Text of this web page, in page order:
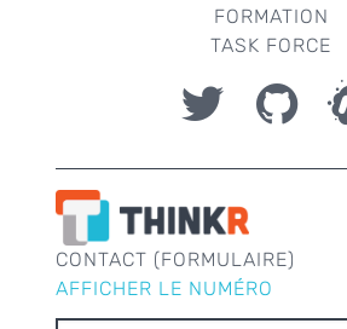
FORMATION
TASK FORCE
CONTACT (FORMULAIRE)
AFFICHER LE NUMÉRO